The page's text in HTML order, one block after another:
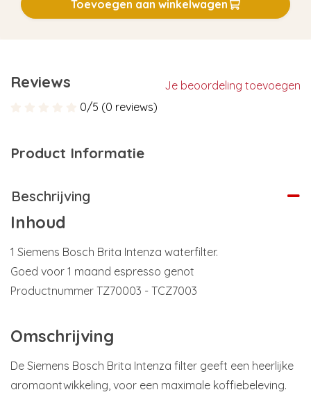
Toevoegen aan winkelwagen
Reviews
Je beoordeling toevoegen
0/5 (0 reviews)
Product Informatie
Beschrijving
Inhoud
1 Siemens Bosch Brita Intenza waterfilter.
Goed voor 1 maand espresso genot
Productnummer TZ70003 - TCZ7003
Omschrijving
De Siemens Bosch Brita Intenza filter geeft een heerlijke
aromaontwikkeling, voor een maximale koffiebeleving.